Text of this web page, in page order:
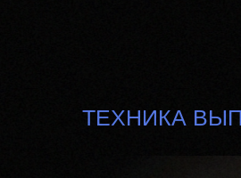
ТЕХНИКА